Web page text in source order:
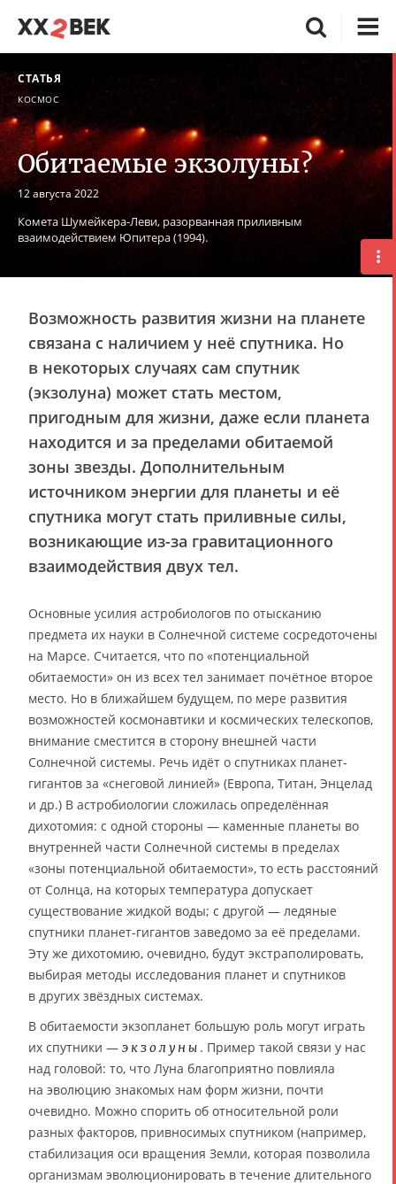
СТАТЬЯ
КОСМОС
Обитаемые экзолуны?
12 августа 2022
Комета Шумейкера-Леви, разорванная приливным
взаимодействием Юпитера (1994).
Возможность развития жизни на планете
связана с наличием у неё спутника. Но
в некоторых случаях сам спутник
(экзолуна) может стать местом,
пригодным для жизни, даже если планета
находится и за пределами обитаемой
зоны звезды. Дополнительным
источником энергии для планеты и её
спутника могут стать приливные силы,
возникающие из-за гравитационного
взаимодействия двух тел.
Основные усилия астробиологов по отысканию
предмета их науки в Солнечной системе сосредоточены
на Марсе. Считается, что по «потенциальной
обитаемости» он из всех тел занимает почётное второе
место. Но в ближайшем будущем, по мере развития
возможностей космонавтики и космических телескопов,
внимание сместится в сторону внешней части
Солнечной системы. Речь идёт о спутниках планет-
гигантов за «снеговой линией» (Европа, Титан, Энцелад
и др.) В астробиологии сложилась определённая
дихотомия: с одной стороны — каменные планеты во
внутренней части Солнечной системы в пределах
«зоны потенциальной обитаемости», то есть расстояний
от Солнца, на которых температура допускает
существование жидкой воды; с другой — ледяные
спутники планет-гигантов заведомо за её пределами.
Эту же дихотомию, очевидно, будут экстраполировать,
выбирая методы исследования планет и спутников
в других звёздных системах.
В обитаемости экзопланет большую роль могут играть
их спутники — экзолуны . Пример такой связи у нас
над головой: то, что Луна благоприятно повлияла
на эволюцию знакомых нам форм жизни, почти
очевидно. Можно спорить об относительной роли
разных факторов, привносимых спутником (например,
стабилизация оси вращения Земли, которая позволила
организмам эволюционировать в течение длительного